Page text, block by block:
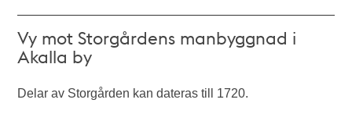
Vy mot Storgårdens manbyggnad i
Akalla by
Delar av Storgården kan dateras till 1720.